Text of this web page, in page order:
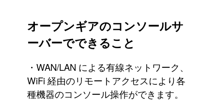
オープンギアのコンソールサ
ーバーでできること
・WAN/LAN による有線ネットワーク、
WiFi 経由のリモートアクセスにより各
種機器のコンソール操作ができます。